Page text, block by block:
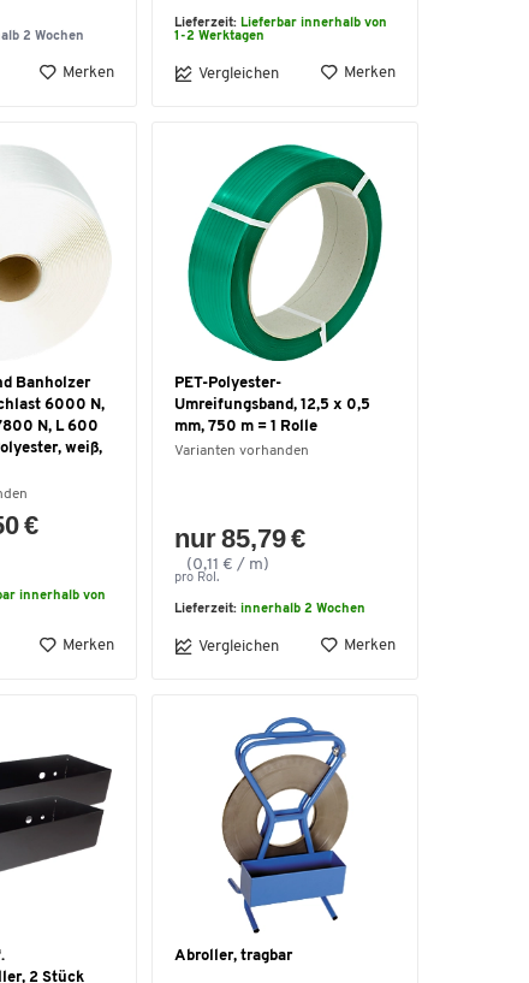
2 Wochen
Merken
Lieferzeit: Lieferbar innerhalb von
1-2 Werktagen
Vergleichen Merken
Banholzer
6000 N,
N, L 600
weiß,
€
innerhalb von
Merken
PET-Polyester-
Umreifungsband, 12,5 x 0,5
mm, 750 m = 1 Rolle
Varianten vorhanden
nur 85,79 €
(0,11 € / m)
pro Rol.
Lieferzeit: innerhalb 2 Wochen
Vergleichen Merken
2 Stück
Abroller, tragbar